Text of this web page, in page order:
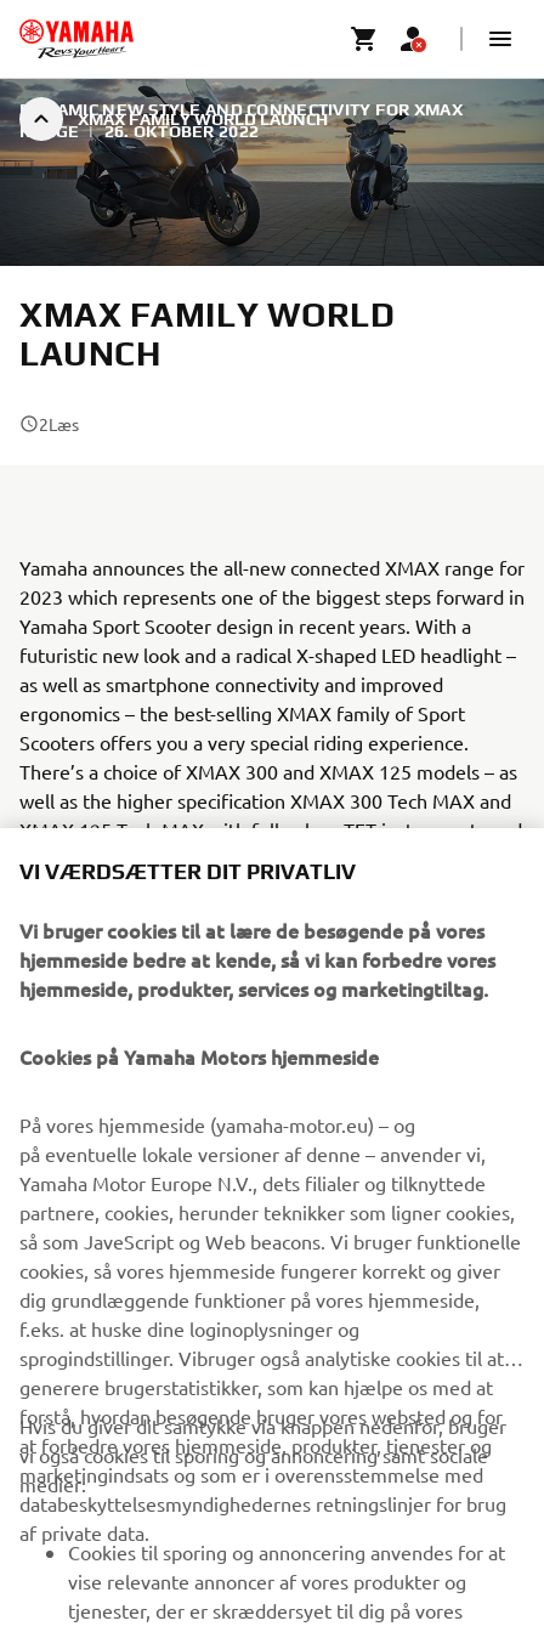
XMAX FAMILY WORLD LAUNCH
DYNAMIC NEW STYLE AND CONNECTIVITY FOR XMAX
RANGE | 26. OKTOBER 2022
XMAX FAMILY WORLD
LAUNCH
2Læs
Yamaha announces the all-new connected XMAX range for
2023 which represents one of the biggest steps forward in
Yamaha Sport Scooter design in recent years. With a
futuristic new look and a radical X-shaped LED headlight –
as well as smartphone connectivity and improved
ergonomics – the best-selling XMAX family of Sport
Scooters offers you a very special riding experience.
There’s a choice of XMAX 300 and XMAX 125 models – as
well as the higher specification XMAX 300 Tech MAX and
XMAX 125 Tech MAX with full-colour TFT instruments and
Garmin navigation via smartphone – all featuring full LED
you can be sure you’ll experience best-in-class style,
technology and quality!
2023 also sees the Global Launch of the new XMAX 300.
primarily at Thailand and other Asian countries,
underlining the huge international appeal of Yamaha’s
most successful Sport Scooter.
FOLLOW THE MAX
VIRKSOMHED
B2B
MERE YAMAHA
VI VÆRDSÆTTER DIT PRIVATLIV
Vi bruger cookies til at lære de besøgende på vores
hjemmeside bedre at kende, så vi kan forbedre vores
hjemmeside, produkter, services og marketingtiltag.
Cookies på Yamaha Motors hjemmeside
På vores hjemmeside (yamaha-motor.eu) – og
på eventuelle lokale versioner af denne – anvender vi,
Yamaha Motor Europe N.V., dets filialer og tilknyttede
partnere, cookies, herunder teknikker som ligner cookies,
så som JaveScript og Web beacons. Vi bruger funktionelle
cookies, så vores hjemmeside fungerer korrekt og giver
dig grundlæggende funktioner på vores hjemmeside,
f.eks. at huske dine loginoplysninger og
sprogindstillinger. Vibruger også analytiske cookies til at
generere brugerstatistikker, som kan hjælpe os med at
forstå, hvordan besøgende bruger vores websted og for
at forbedre vores hjemmeside, produkter, tjenester og
marketingindsats og som er i overensstemmelse med
databeskyttelsesmyndighedernes retningslinjer for brug
af private data.
Hvis du giver dit samtykke via knappen nedenfor, bruger
vi også cookies til sporing og annoncering samt sociale
medier:
Cookies til sporing og annoncering anvendes for at
vise relevante annoncer af vores produkter og
tjenester, der er skræddersyet til dig på vores